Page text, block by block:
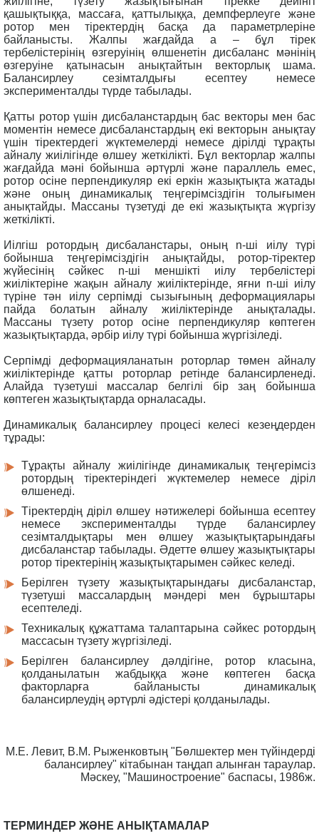
қашықтыққа, массаға, қаттылыққа, демпферлеуге және
ротор мен тіректердің басқа да параметрлеріне
байланысты. Жалпы жағдайда а – бұл тірек
тербелістерінің өзгеруінің өлшенетін дисбаланс мәнінің
өзгеруіне қатынасын анықтайтын векторлық шама.
Балансирлеу сезімталдығы есептеу немесе
эксперименталды түрде табылады.
Қатты ротор үшін дисбаланстардың бас векторы мен бас
моментін немесе дисбаланстардың екі векторын анықтау
үшін тіректердегі жүктемелерді немесе дірілді тұрақты
айналу жиілігінде өлшеу жеткілікті. Бұл векторлар жалпы
жағдайда мәні бойынша әртүрлі және параллель емес,
ротор осіне перпендикуляр екі еркін жазықтықта жатады
және оның динамикалық теңгерімсіздігін толығымен
анықтайды. Массаны түзетуді де екі жазықтықта жүргізу
жеткілікті.
Иілгіш ротордың дисбаланстары, оның n-ші иілу түрі
бойынша теңгерімсіздігін анықтайды, ротор-тіректер
жүйесінің сәйкес n-ші меншікті иілу тербелістері
жиіліктеріне жақын айналу жиіліктерінде, яғни n-ші иілу
түріне тән иілу серпімді сызығының деформациялары
пайда болатын айналу жиіліктерінде анықталады.
Массаны түзету ротор осіне перпендикуляр көптеген
жазықтықтарда, әрбір иілу түрі бойынша жүргізіледі.
Серпімді деформацияланатын роторлар төмен айналу
жиіліктерінде қатты роторлар ретінде балансирленеді.
Алайда түзетуші массалар белгілі бір заң бойынша
көптеген жазықтықтарда орналасады.
Динамикалық балансирлеу процесі келесі кезеңдерден
тұрады:
Тұрақты айналу жиілігінде динамикалық теңгерімсіз
ротордың тіректеріндегі жүктемелер немесе діріл
өлшенеді.
Тіректердің діріл өлшеу нәтижелері бойынша есептеу
немесе эксперименталды түрде балансирлеу
сезімталдықтары мен өлшеу жазықтықтарындағы
дисбаланстар табылады. Әдетте өлшеу жазықтықтары
ротор тіректерінің жазықтықтарымен сәйкес келеді.
Берілген түзету жазықтықтарындағы дисбаланстар,
түзетуші массалардың мәндері мен бұрыштары
есептеледі.
Техникалық құжаттама талаптарына сәйкес ротордың
массасын түзету жүргізіледі.
Берілген балансирлеу дәлдігіне, ротор класына,
қолданылатын жабдыққа және көптеген басқа
факторларға байланысты динамикалық
балансирлеудің әртүрлі әдістері қолданылады.
М.Е. Левит, В.М. Рыженковтың "Бөлшектер мен түйіндерді
балансирлеу" кітабынан таңдап алынған тараулар.
Мәскеу, "Машиностроение" баспасы, 1986ж.
ТЕРМИНДЕР ЖӘНЕ АНЫҚТАМАЛАР